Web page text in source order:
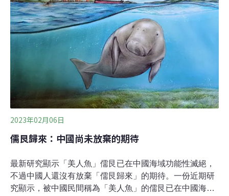
座島嶼當中的9座。他並未說明237公里長的海岸地區與當
地居民未來會變成什麼樣。同日，戈公省副省長Sok
Sothy也大談尚未完工的七星海國際機場（Dara Sakor
international airport ）對旅遊業的重要性。不過，建造機
場的中國開發商深陷軍事相關爭議。幾天後，另一位副省
長Ouk Pheaktra帶領
2023年02月06日
儒艮歸來：中國尚未放棄的期待
最新研究顯示「美人魚」儒艮已在中國海域功能性滅絕，
不過中國人還沒有放棄「儒艮歸來」的期待。一份近期研
究顯示，被中國民間稱為「美人魚」的儒艮已在中國海域